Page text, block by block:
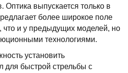
Оптика выпускается только в
более широкое поле
что и у предыдущих моделей, но
технологиями.
установить
для быстрой стрельбы с